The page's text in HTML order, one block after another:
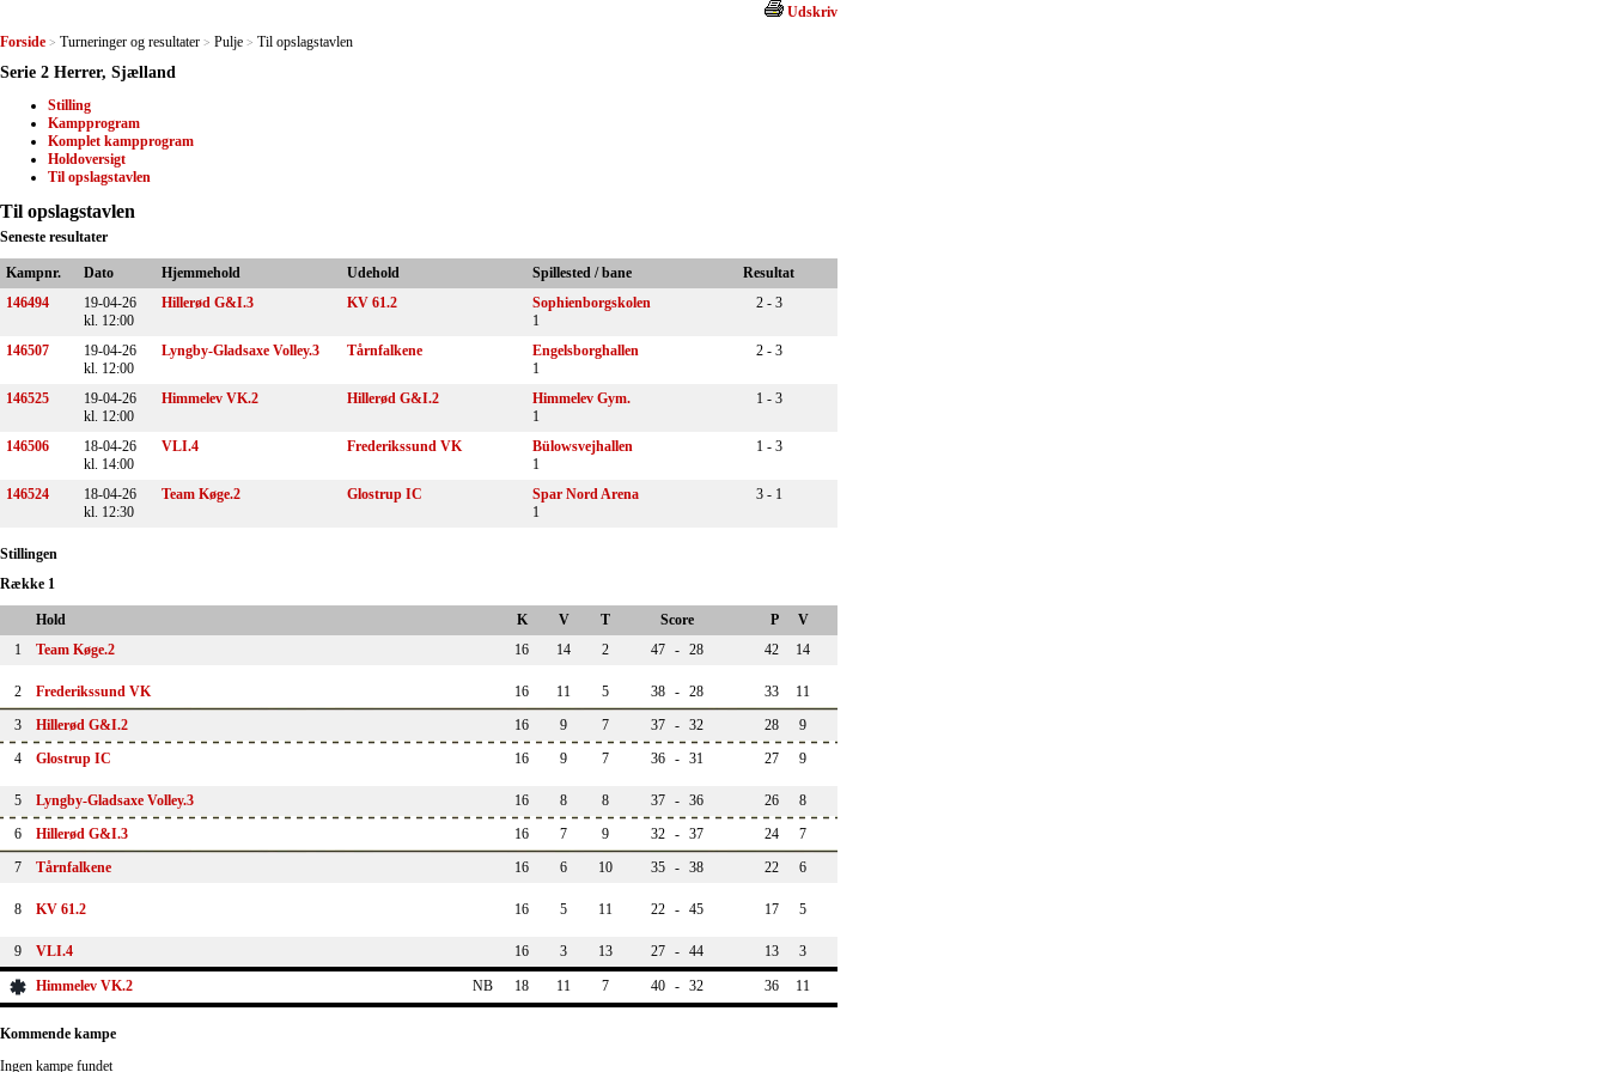
Udskriv
Forside > Turneringer og resultater > Pulje > Til opslagstavlen
Serie 2 Herrer, Sjælland
Stilling
Kampprogram
Komplet kampprogram
Holdoversigt
Til opslagstavlen
Til opslagstavlen
Seneste resultater
Kampnr. Dato Hjemmehold Udehold Spillested / bane
Resultat
146494
19-04-26
kl. 12:00
Hillerød G&I.3 KV 61.2
Sophienborgskolen
1
2 - 3
146507
19-04-26
kl. 12:00
Lyngby-Gladsaxe Volley.3 Tårnfalkene
Engelsborghallen
1
2 - 3
146525
19-04-26
kl. 12:00
Himmelev VK.2 Hillerød G&I.2
Himmelev Gym.
1
1 - 3
146506
18-04-26
kl. 14:00
VLI.4 Frederikssund VK
Bülowsvejhallen
1
1 - 3
146524
18-04-26
kl. 12:30
Team Køge.2 Glostrup IC
Spar Nord Arena
1
3 - 1
Stillingen
Række 1
Hold K V T Score P
V
1
Team Køge.2 16 14 2 47 - 28 42 14
2 Frederikssund VK 16 11 5 38 - 28 33
11
3
Hillerød G&I.2 16 9 7 37 - 32 28
9
4
Glostrup IC 16 9 7 36 - 31 27 9
5 Lyngby-Gladsaxe Volley.3 16 8 8 37 - 36 26
8
6
Hillerød G&I.3 16 7 9 32 - 37 24
7
7
Tårnfalkene 16 6 10 35 - 38 22 6
8 KV 61.2 16 5 11 22 - 45 17 5
9 VLI.4 16 3 13 27 - 44 13 3
Himmelev VK.2 NB 18 11 7 40 - 32 36 11
Kommende kampe
Ingen kampe fundet